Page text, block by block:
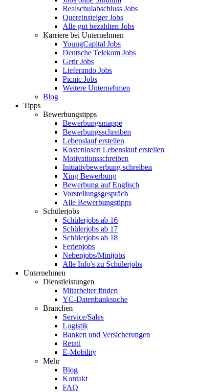
Realschulabschluss Jobs
Quereinsteiger Jobs
Alle gut bezahlten Jobs
Karriere bei Unternehmen
YoungCapital Jobs
Deutsche Telekom Jobs
Getir Jobs
Lieferando Jobs
Picnic Jobs
Weitere Unternehmen
Blog
Tipps
Bewerbungstipps
Bewerbungsmappe
Bewerbungsschreiben
Lebenslauf erstellen
Kostenlosen Lebenslauf erstellen
Motivationsschreiben
Initiativbewerbung schreiben
Xing Bewerbung
Bewerbung auf Englisch
Vorstellungsgespräch
Alle Bewerbungstipps
Schülerjobs
Schülerjobs ab 16
Schülerjobs ab 17
Schülerjobs ab 18
Ferienjobs
Nebenjobs/Minijobs
Alle Info's zu Schülerjobs
Unternehmen
Dienstleistungen
Mitarbeiter finden
YC-Datenbanksuche
Branchen
Service/Sales
Logistik
Banken und Versicherungen
Retail
E-Mobility
Mehr
Blog
Kontakt
FAQ